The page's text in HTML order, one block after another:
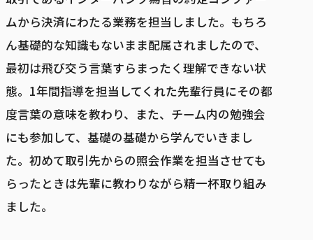
ムから決済にわたる業務を担当しました。もちろ
ん基礎的な知識もないまま配属されましたので、
最初は飛び交う言葉すらまったく理解できない状
態。1年間指導を担当してくれた先輩行員にその都
度言葉の意味を教わり、また、チーム内の勉強会
にも参加して、基礎の基礎から学んでいきまし
た。初めて取引先からの照会作業を担当させても
らったときは先輩に教わりながら精一杯取り組み
ました。